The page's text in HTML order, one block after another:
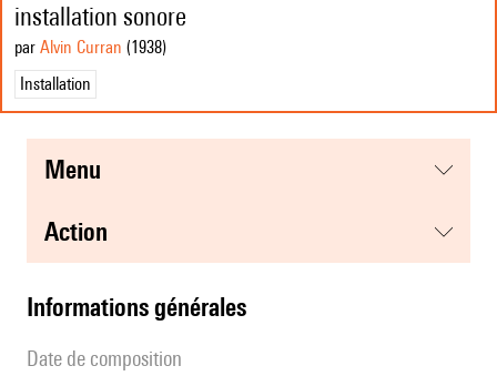
installation sonore
par Alvin Curran (1938)
Installation
menu
action
informations générales
date de composition